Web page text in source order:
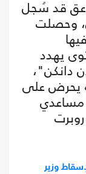
قد سُجل
وحصلت
يهدد
دانكن"،
يحرض على
مساعدي
وزير